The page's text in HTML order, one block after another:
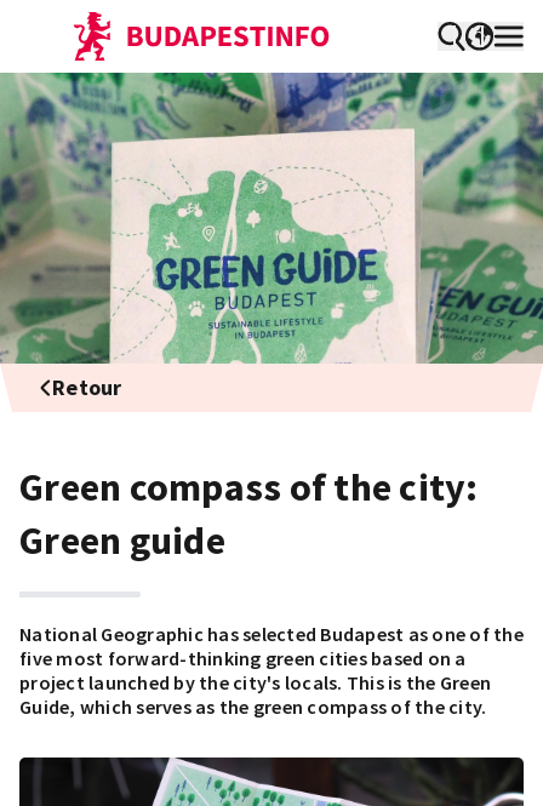
Retour
Green compass of the city:
Green guide
National Geographic has selected Budapest as one of the
five most forward-thinking green cities based on a
project launched by the city's locals. This is the Green
Guide, which serves as the green compass of the city.